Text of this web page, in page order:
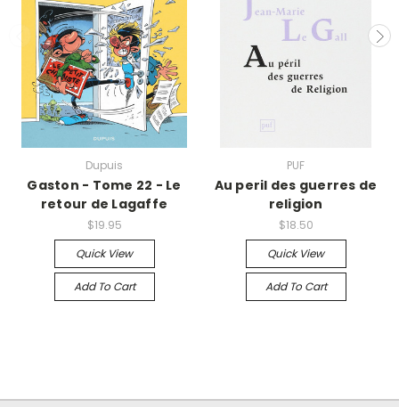
Dupuis
Gaston - Tome 22 - Le
retour de Lagaffe
$19.95
Quick View
Add To Cart
PUF
Au peril des guerres de
religion
$18.50
Quick View
Add To Cart